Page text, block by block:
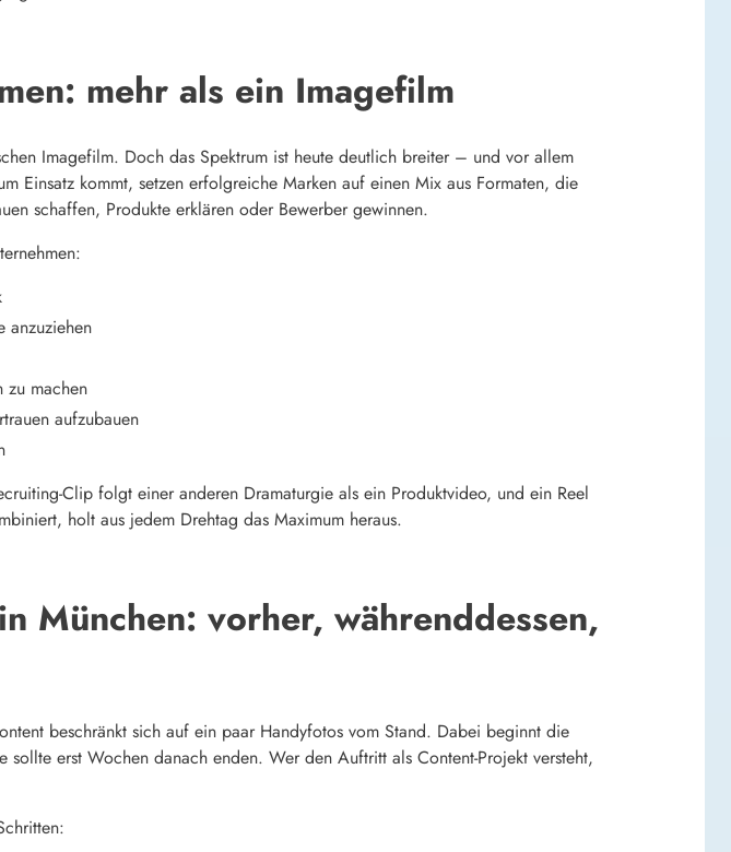
mehr als ein Imagefilm
Imagefilm. Doch das Spektrum ist heute deutlich breiter – und vor allem
Einsatz kommt, setzen erfolgreiche Marken auf einen Mix aus Formaten, die
schaffen, Produkte erklären oder Bewerber gewinnen.
anzuziehen
zu machen
aufzubauen
Clip folgt einer anderen Dramaturgie als ein Produktvideo, und ein Reel
holt aus jedem Drehtag das Maximum heraus.
München: vorher, währenddessen,
beschränkt sich auf ein paar Handyfotos vom Stand. Dabei beginnt die
erst Wochen danach enden. Wer den Auftritt als Content-Projekt versteht,